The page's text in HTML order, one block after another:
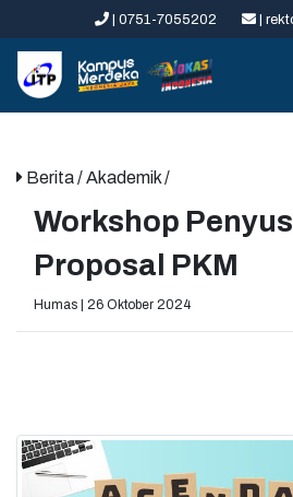
| 0751-7055202 |
Berita/ Akademik /
Workshop
Proposal PKM
Humas | 26 Oktober 2024